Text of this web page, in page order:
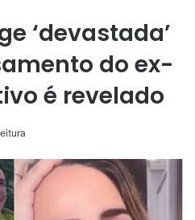
‘devastada’
do ex-
é revelado